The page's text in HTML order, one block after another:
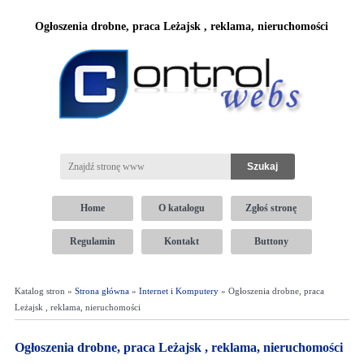
Ogłoszenia drobne, praca Leżajsk , reklama, nieruchomości
Home O katalogu Zgłoś stronę
Regulamin Kontakt Buttony
Katalog stron » Strona główna» Internet i Komputery» Ogłoszenia drobne, praca
Leżajsk , reklama, nieruchomości
Ogłoszenia drobne, praca Leżajsk , reklama, nieruchomości